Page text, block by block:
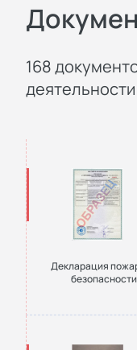
168
Декларация
безопасности